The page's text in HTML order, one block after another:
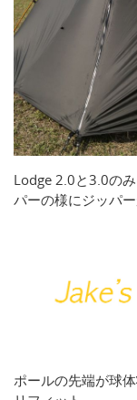
Lodge 2.0と3.0の
パーの様にジッパ
ポールの先端が球